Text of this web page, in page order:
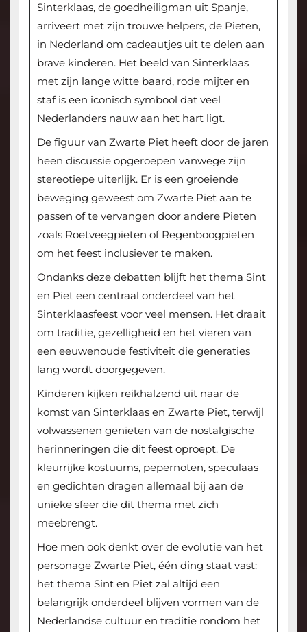
Sinterklaas, de goedheiligman uit Spanje,
arriveert met zijn trouwe helpers, de Pieten,
in Nederland om cadeautjes uit te delen aan
brave kinderen. Het beeld van Sinterklaas
met zijn lange witte baard, rode mijter en
staf is een iconisch symbool dat veel
Nederlanders nauw aan het hart ligt.
De figuur van Zwarte Piet heeft door de jaren
heen discussie opgeroepen vanwege zijn
stereotiepe uiterlijk. Er is een groeiende
beweging geweest om Zwarte Piet aan te
passen of te vervangen door andere Pieten
zoals Roetveegpieten of Regenboogpieten
om het feest inclusiever te maken.
Ondanks deze debatten blijft het thema Sint
en Piet een centraal onderdeel van het
Sinterklaasfeest voor veel mensen. Het draait
om traditie, gezelligheid en het vieren van
een eeuwenoude festiviteit die generaties
lang wordt doorgegeven.
Kinderen kijken reikhalzend uit naar de
komst van Sinterklaas en Zwarte Piet, terwijl
volwassenen genieten van de nostalgische
herinneringen die dit feest oproept. De
kleurrijke kostuums, pepernoten, speculaas
en gedichten dragen allemaal bij aan de
unieke sfeer die dit thema met zich
meebrengt.
Hoe men ook denkt over de evolutie van het
personage Zwarte Piet, één ding staat vast:
het thema Sint en Piet zal altijd een
belangrijk onderdeel blijven vormen van de
Nederlandse cultuur en traditie rondom het